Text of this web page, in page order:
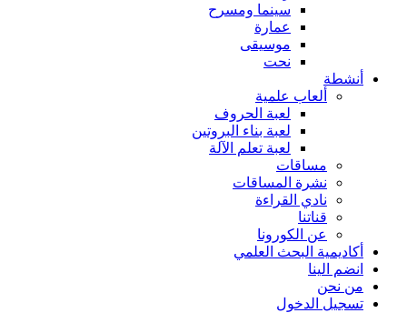
سينما ومسرح
عمارة
موسيقى
نحت
أنشطة
ألعاب علمية
لعبة الحروف
لعبة بناء البروتين
لعبة تعلم الآلة
مساقات
نشرة المساقات
نادي القراءة
قناتنا
عن الكورونا
أكاديمية البحث العلمي
انضم الينا
من نحن
تسجيل الدخول